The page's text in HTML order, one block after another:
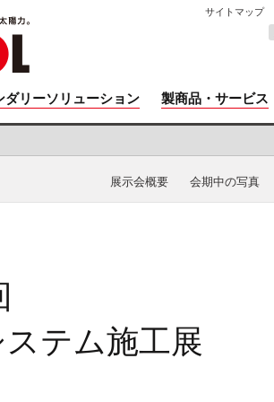
ダリーソリューション 製商品・サービス
サイトマップ
展示会概要 会期中の写真
テム施工展